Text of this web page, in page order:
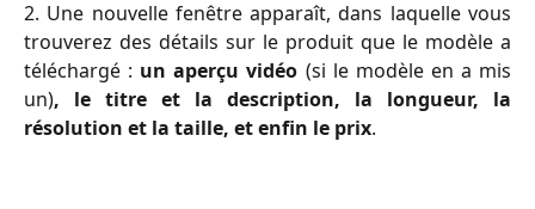
2. Une nouvelle fenêtre apparaît, dans laquelle vous
trouverez des détails sur le produit que le modèle a
téléchargé : un aperçu vidéo (si le modèle en a mis
un), le titre et la description, la longueur, la
résolution et la taille, et enfin le prix.